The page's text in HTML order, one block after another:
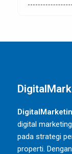
digital
pada strategi
properti.